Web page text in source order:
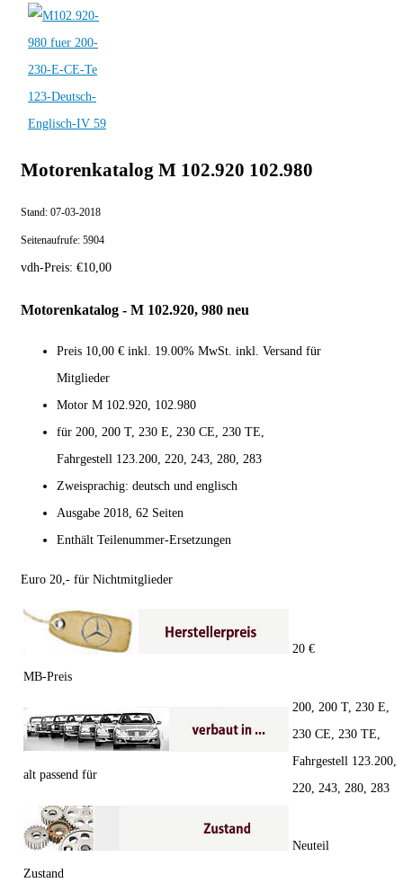
Motorenkatalog M 102.920 102.980
Stand: 07-03-2018
Seitenaufrufe: 5904
vdh-Preis: €10,00
Motorenkatalog - M 102.920, 980 neu
Preis 10,00 € inkl. 19.00% MwSt. inkl. Versand für
Mitglieder
Motor M 102.920, 102.980
für 200, 200 T, 230 E, 230 CE, 230 TE,
Fahrgestell 123.200, 220, 243, 280, 283
Zweisprachig: deutsch und englisch
Ausgabe 2018, 62 Seiten
Enthält Teilenummer-Ersetzungen
Euro 20,- für Nichtmitglieder
MB-Preis
20 €
alt passend für
200, 200 T, 230 E,
230 CE, 230 TE,
Fahrgestell 123.200,
220, 243, 280, 283
Zustand
Neuteil